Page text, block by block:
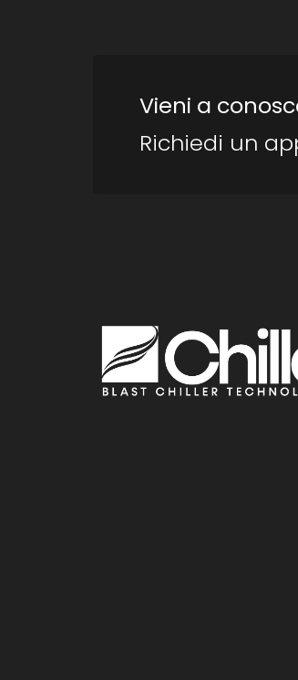
Vieni a
Richiedi un